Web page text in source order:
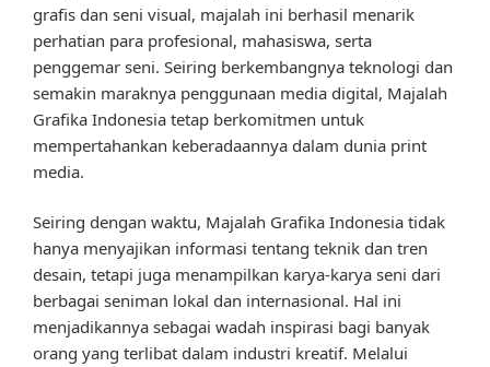
grafis dan seni visual, majalah ini berhasil menarik
perhatian para profesional, mahasiswa, serta
penggemar seni. Seiring berkembangnya teknologi dan
semakin maraknya penggunaan media digital, Majalah
Grafika Indonesia tetap berkomitmen untuk
mempertahankan keberadaannya dalam dunia print
media.
Seiring dengan waktu, Majalah Grafika Indonesia tidak
hanya menyajikan informasi tentang teknik dan tren
desain, tetapi juga menampilkan karya-karya seni dari
berbagai seniman lokal dan internasional. Hal ini
menjadikannya sebagai wadah inspirasi bagi banyak
orang yang terlibat dalam industri kreatif. Melalui